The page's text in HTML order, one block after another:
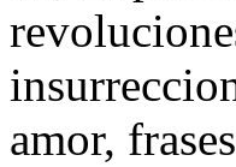
amor,